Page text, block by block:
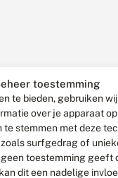
toestemming
te bieden, gebruiken
over je apparaat
te stemmen met deze
surfgedrag of
toestemming geeft
dit een nadelige
2026 Vlinderstichting
door
Go2People
,
Blue Field Agency